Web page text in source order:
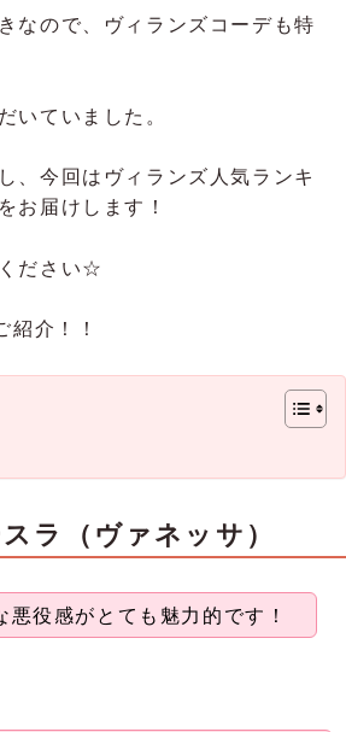
を行い、axes femmeとの親和性も高いディズニープリンセス♪ス
なので、ヴィランズコーデも特
いていました。
、今回はヴィランズ人気ランキ
お届けします！
ださい☆
紹介！！
ラ（ヴァネッサ）
悪役感がとても魅力的です！